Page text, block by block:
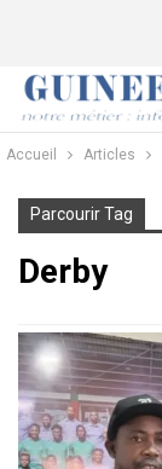
Accueil Articles
Parcourir Tag
Derby